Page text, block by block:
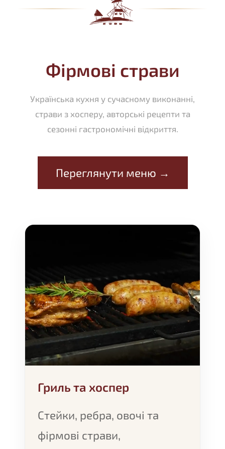
Фірмові страви
Українська кухня у сучасному виконанні,
страви з хосперу, авторські рецепти та
сезонні гастрономічні відкриття.
Переглянути меню →
Гриль та хоспер
Стейки, ребра, овочі та
фірмові страви,